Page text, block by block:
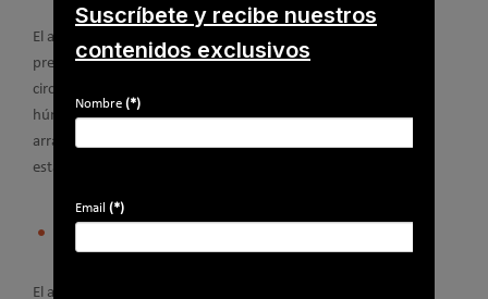
El aire circula en la vivienda desde las zonas con admisión o
presión, pasando por las aberturas de paso hacia espacios de
circulación y distribuidores, en dirección hacia las zonas
húmedas. Este flujo direccionado es el principio por el cual se
arrastran los contaminantes y la humedad generados en las
estancias habitables.
El aire llega, pasando por las aberturas de paso, a las estancias
Suscríbete y recibe nuestros
contenidos exclusivos
Nombre (*)
Email (*)